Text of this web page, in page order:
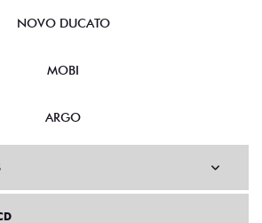
NOVO DUCATO
MOBI
ARGO